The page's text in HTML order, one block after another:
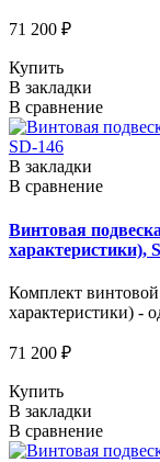
71 200 ₽
Купить
В закладки
В сравнение
В закладки
В сравнение
Винтовая
характеристики),
Комплект
характеристики) -
71 200 ₽
Купить
В закладки
В сравнение